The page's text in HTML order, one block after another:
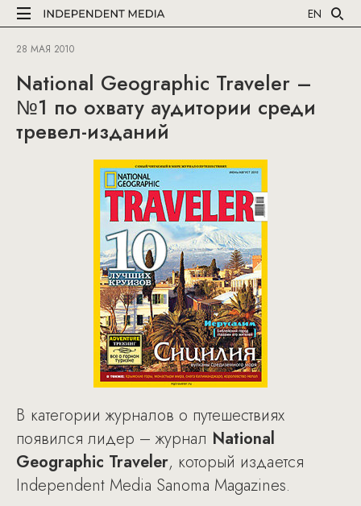
EN
28 МАЯ 2010
National Geographic Traveler –
№1 по охвату аудитории среди
тревел-изданий
В категории журналов о путешествиях
появился лидер – журнал National
Geographic Traveler, который издается
Independent Media Sanoma Magazines.